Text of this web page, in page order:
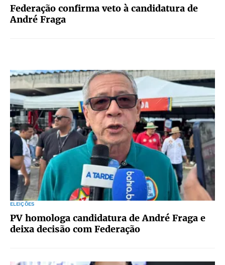
Federação confirma veto à candidatura de
André Fraga
ELEIÇÕES
PV homologa candidatura de André Fraga e
deixa decisão com Federação